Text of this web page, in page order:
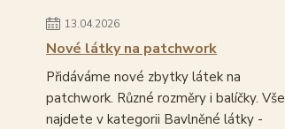
13.04.2026
Nové látky na patchwork
Přidáváme nové zbytky látek na
patchwork. Různé rozměry i balíčky. Vše
najdete v kategorii Bavlněné látky -